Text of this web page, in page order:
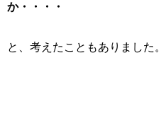
か・・・・
と、考えたこともありました。